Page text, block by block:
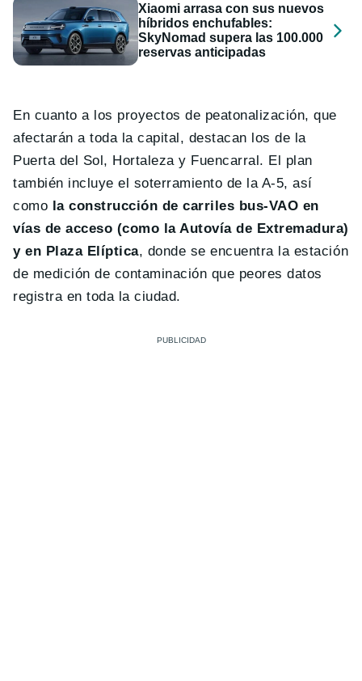
Xiaomi arrasa con sus nuevos
híbridos enchufables:
SkyNomad supera las 100.000
reservas anticipadas
En cuanto a los proyectos de peatonalización, que
afectarán a toda la capital, destacan los de la
Puerta del Sol, Hortaleza y Fuencarral. El plan
también incluye el soterramiento de la A-5, así
como la construcción de carriles bus-VAO en
vías de acceso (como la Autovía de Extremadura)
y en Plaza Elíptica, donde se encuentra la estación
de medición de contaminación que peores datos
registra en toda la ciudad.